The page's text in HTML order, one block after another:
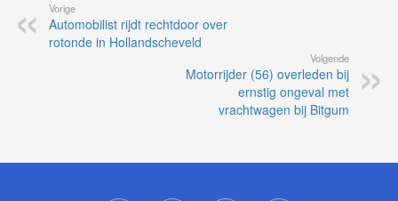
Vorige
Automobilist rijdt rechtdoor over
rotonde in Hollandscheveld
Volgende
Motorrijder (56) overleden bij
ernstig ongeval met
vrachtwagen bij Bitgum